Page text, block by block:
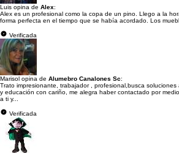
Luis opina de Alex:
Alex es un profesional como la copa de un pino. Llego a la
forma perfecta en el tiempo que se había acordado. Los
Verificada
Marisol opina de Alumebro Canalones Sc:
Trato impresionante, trabajador , profesional,busca soluciones
y educación con cariño, me alegra haber contactado por
a ti y...
Verificada